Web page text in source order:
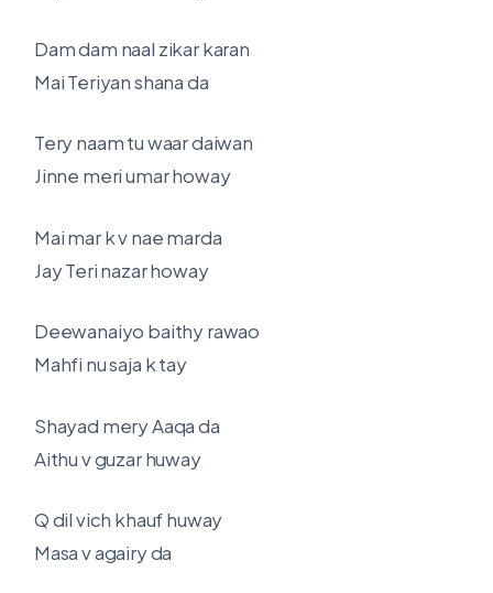
Dam dam naal zikar karan
Mai Teriyan shana da
Tery naam tu waar daiwan
Jinne meri umar howay
Mai mar k v nae marda
Jay Teri nazar howay
Deewanaiyo baithy rawao
Mahfi nu saja k tay
Shayad mery Aaqa da
Aithu v guzar huway
Q dil vich khauf huway
Masa v agairy da